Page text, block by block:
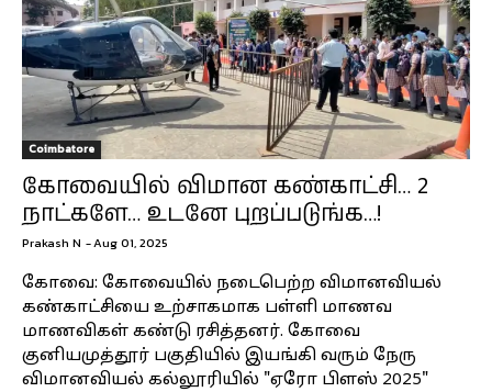
Coimbatore
கோவையில் விமான கண்காட்சி… 2
நாட்களே… உடனே புறப்படுங்க…!
Prakash N -Aug 01, 2025
கோவை: கோவையில் நடைபெற்ற விமானவியல்
கண்காட்சியை உற்சாகமாக பள்ளி மாணவ
மாணவிகள் கண்டு ரசித்தனர். கோவை
குனியமுத்தூர் பகுதியில் இயங்கி வரும் நேரு
விமானவியல் கல்லூரியில் "ஏரோ பிளஸ் 2025"